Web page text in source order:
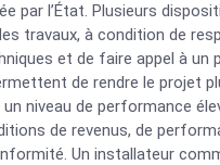
par l’État. Plusieurs
travaux, à condition de
et de faire appel à un
de rendre le projet
niveau de performance
de revenus, de
Un installateur